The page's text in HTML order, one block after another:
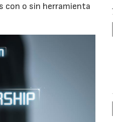
con o sin herramienta